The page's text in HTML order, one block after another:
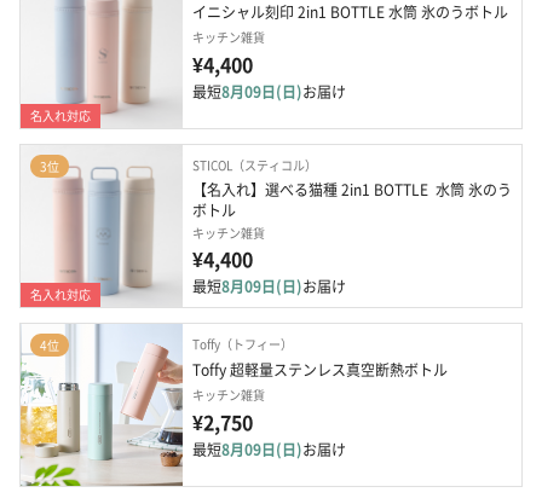
名入れ対応
イニシャル刻印 2in1 BOTTLE 水筒 氷のうボトル
キッチン雑貨
¥4,400
最短8月09日(日)お届け
3位
名入れ対応
STICOL（スティコル）
【名入れ】選べる猫種 2in1 BOTTLE  水筒 氷のう
ボトル
キッチン雑貨
¥4,400
最短8月09日(日)お届け
4位 Toffy（トフィー）
Toffy 超軽量ステンレス真空断熱ボトル
キッチン雑貨
¥2,750
最短8月09日(日)お届け